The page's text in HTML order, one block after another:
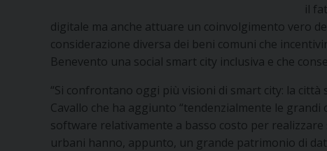
il
digitale ma anche attuare un coinvolgimento vero
considerazione diversa dei beni comuni che
Benevento una social smart city inclusiva e che
“Si confrontano oggi più visioni di smart city: la
Cavallo che ha aggiunto “tendenzialmente le
software relativamente a basso costo per
urbani hanno, appunto, un grande patrimonio di